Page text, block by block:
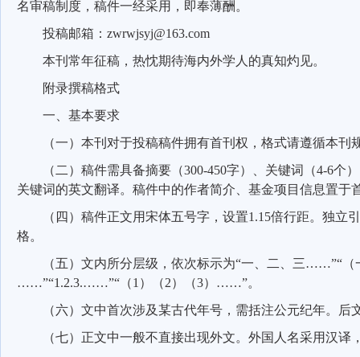
名审稿制度，稿件一经采用，即奉薄酬。
投稿邮箱： zwrwjsyj@163.com
本刊常年征稿，热忱期待海内外学人的真知灼见。
附录撰稿格式
一、基本要求
（一）本刊对于投稿稿件拥有首刊权，格式请遵循本刊
（二）稿件需具备摘要（300-450字）、关键词（4-6个
关键词的英文翻译。稿件中的作者简介、基金项目信息置于
（四）稿件正文用宋体五号字，设置1.15倍行距。独立
格。
（五）文内所分层级，依次标示为“一、二、三……”“（
……”“1.2.3.……”“ （1 ）（2）（3）……”。
（六）文中首次涉及某古代年号，需括注公元纪年。后
（七）正文中一般不直接出现外文。外国人名采用汉译